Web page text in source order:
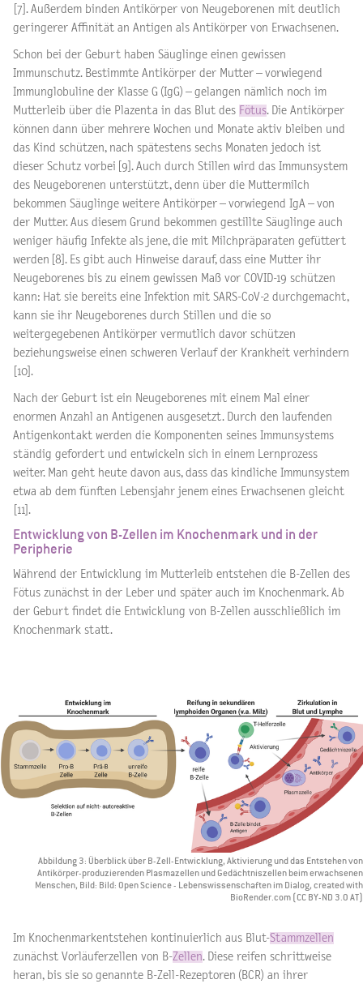
[7]. Außerdem binden Antikörper von Neugeborenen mit deutlich
geringerer Affinität an Antigen als Antikörper von Erwachsenen.
Schon bei der Geburt haben Säuglinge einen gewissen
Immunschutz. Bestimmte Antikörper der Mutter – vorwiegend
Immunglobuline der Klasse G (IgG) – gelangen nämlich noch im
Mutterleib über die Plazenta in das Blut des Fötus. Die Antikörper
können dann über mehrere Wochen und Monate aktiv bleiben und
das Kind schützen, nach spätestens sechs Monaten jedoch ist
dieser Schutz vorbei [9]. Auch durch Stillen wird das Immunsystem
des Neugeborenen unterstützt, denn über die Muttermilch
bekommen Säuglinge weitere Antikörper – vorwiegend IgA – von
der Mutter. Aus diesem Grund bekommen gestillte Säuglinge auch
weniger häufig Infekte als jene, die mit Milchpräparaten gefüttert
werden [8]. Es gibt auch Hinweise darauf, dass eine Mutter ihr
Neugeborenes bis zu einem gewissen Maß vor COVID-19 schützen
kann: Hat sie bereits eine Infektion mit SARS-CoV-2 durchgemacht,
kann sie ihr Neugeborenes durch Stillen und die so
weitergegebenen Antikörper vermutlich davor schützen
beziehungsweise einen schweren Verlauf der Krankheit verhindern
[10].
Nach der Geburt ist ein Neugeborenes mit einem Mal einer
enormen Anzahl an Antigenen ausgesetzt. Durch den laufenden
Antigenkontakt werden die Komponenten seines Immunsystems
ständig gefordert und entwickeln sich in einem Lernprozess
weiter. Man geht heute davon aus, dass das kindliche Immunsystem
etwa ab dem fünften Lebensjahr jenem eines Erwachsenen gleicht
[11].
Entwicklung von B-Zellen im Knochenmark und in der
Peripherie
Während der Entwicklung im Mutterleib entstehen die B-Zellen des
Fötus zunächst in der Leber und später auch im Knochenmark. Ab
der Geburt findet die Entwicklung von B-Zellen ausschließlich im
Knochenmark statt.
Abbildung 3: Überblick über B-Zell-Entwicklung, Aktivierung und das Entstehen von
Antikörper-produzierenden Plasmazellen und Gedächtniszellen beim erwachsenen
Menschen, Bild: Bild: Open Science - Lebenswissenschaften im Dialog, created with
BioRender.com (CC BY-ND 3.0 AT)
Im Knochenmarkentstehen kontinuierlich aus Blut-Stammzellen
zunächst Vorläuferzellen von B-Zellen. Diese reifen schrittweise
heran, bis sie so genannte B-Zell-Rezeptoren (BCR) an ihrer